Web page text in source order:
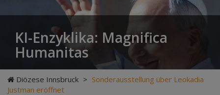
KI-Enzyklika: Magnifica
Humanitas
Diözese Innsbruck > Sonderausstellung über Leokadia
Justman eröffnet